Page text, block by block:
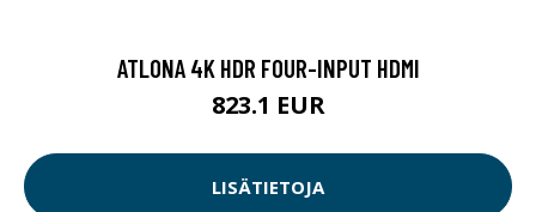
ATLONA 4K HDR FOUR-INPUT HDMI
823.1 EUR
LISÄTIETOJA